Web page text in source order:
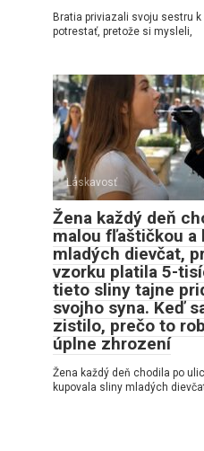
Bratia priviazali svoju sestru
potrestať, pretože si mysleli,
Láskavosť
Žena každý deň
malou fľaštičkou a
mladých dievčat,
vzorku platila 5-
tieto sliny tajne
svojho syna. Keď
zistilo, prečo to
úplne zhrození
Žena každý deň chodila po
kupovala sliny mladých